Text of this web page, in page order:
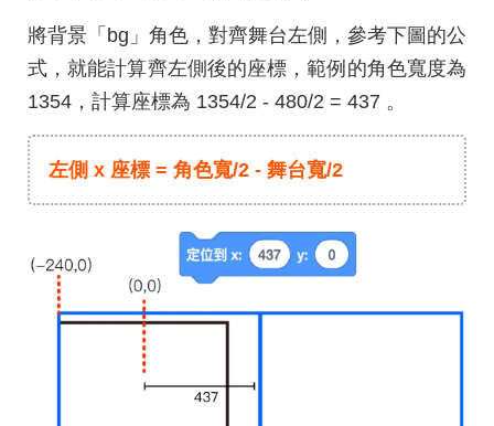
將背景「bg」角色，對齊舞台左側，參考下圖的公
式，就能計算齊左側後的座標，範例的角色寬度為
1354，計算座標為 1354/2 - 480/2 = 437 。
左側 x 座標 = 角色寬/2 - 舞台寬/2